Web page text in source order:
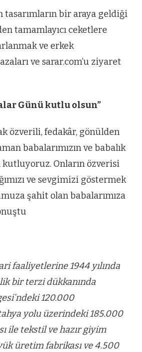
tasarımların bir araya geldiği
tamamlayıcı ceketlere
ve erkek
ve sarar.com’u ziyaret
Günü kutlu olsun”
özverili, fedakâr, gönülden
babalarımızın ve babalık
Onların özverisi
ve sevgimizi göstermek
şahit olan babalarımıza
faaliyetlerine 1944 yılında
bir terzi dükkanında
120.000
yolu üzerindeki 185.000
ile tekstil ve hazır giyim
üretim fabrikası ve 4.500